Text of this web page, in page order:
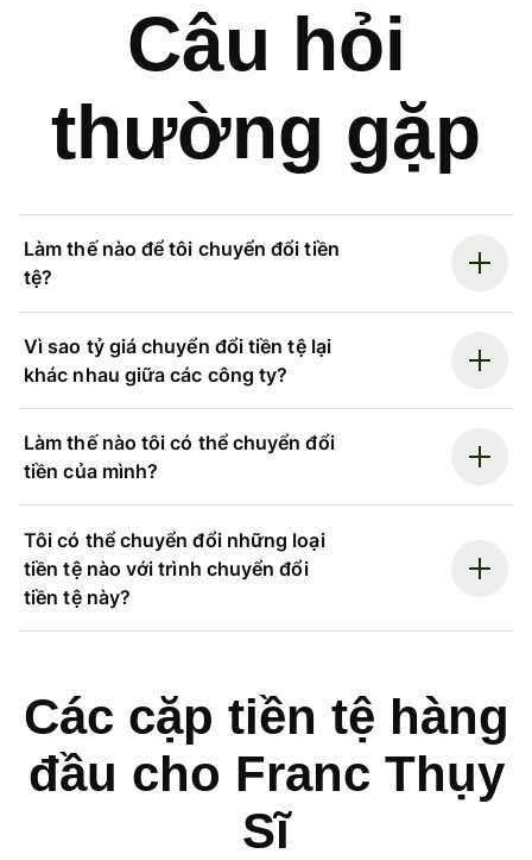
Câu hỏi
thường gặp
Làm thế nào để tôi chuyển đổi tiền
tệ?
Vì sao tỷ giá chuyển đổi tiền tệ lại
khác nhau giữa các công ty?
Làm thế nào tôi có thể chuyển đổi
tiền của mình?
Tôi có thể chuyển đổi những loại
tiền tệ nào với trình chuyển đổi
tiền tệ này?
Các cặp tiền tệ hàng
đầu cho Franc Thụy
Sĩ